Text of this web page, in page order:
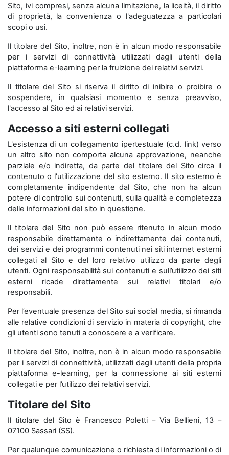
Sito, ivi compresi, senza alcuna limitazione, la liceità, il diritto
di proprietà, la convenienza o l'adeguatezza a particolari
scopi o usi.
Il titolare del Sito, inoltre, non è in alcun modo responsabile
per i servizi di connettività utilizzati dagli utenti della
piattaforma e-learning per la fruizione dei relativi servizi.
Il titolare del Sito si riserva il diritto di inibire o proibire o
sospendere, in qualsiasi momento e senza preavviso,
l'accesso al Sito ed ai relativi servizi.
Accesso a siti esterni collegati
L'esistenza di un collegamento ipertestuale (c.d. link) verso
un altro sito non comporta alcuna approvazione, neanche
parziale e/o indiretta, da parte del titolare del Sito circa il
contenuto o l'utilizzazione del sito esterno. Il sito esterno è
completamente indipendente dal Sito, che non ha alcun
potere di controllo sui contenuti, sulla qualità e completezza
delle informazioni del sito in questione.
Il titolare del Sito non può essere ritenuto in alcun modo
responsabile direttamente o indirettamente dei contenuti,
dei servizi e dei programmi contenuti nei siti internet esterni
collegati al Sito e del loro relativo utilizzo da parte degli
utenti. Ogni responsabilità sui contenuti e sull’utilizzo dei siti
esterni ricade direttamente sui relativi titolari e/o
responsabili.
Per l’eventuale presenza del Sito sui social media, si rimanda
alle relative condizioni di servizio in materia di copyright, che
gli utenti sono tenuti a conoscere e a verificare.
Il titolare del Sito, inoltre, non è in alcun modo responsabile
per i servizi di connettività, utilizzati dagli utenti della propria
piattaforma e-learning, per la connessione ai siti esterni
collegati e per l’utilizzo dei relativi servizi.
Titolare del Sito
Il titolare del Sito è Francesco Poletti – Via Bellieni, 13 –
07100 Sassari (SS).
Per qualunque comunicazione o richiesta di informazioni o di